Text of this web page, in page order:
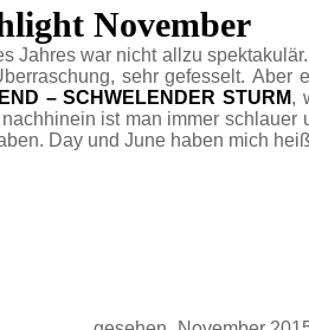
November
Jahres war nicht allzu
sehr gefesselt. Aber
– SCHWELENDER STURM,
ist man immer
Day und June haben mich